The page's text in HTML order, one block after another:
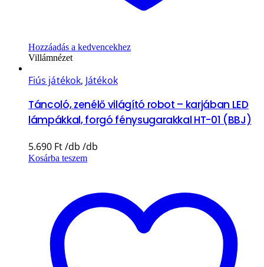
Hozzáadás a kedvencekhez
Villámnézet
Fiús játékok, Játékok
Táncoló, zenélő világító robot – karjában LED
lámpákkal, forgó fénysugarakkal HT-01 (BBJ)
5.690 Ft
Kosárba teszem